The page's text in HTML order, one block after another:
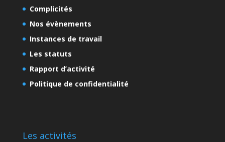
Complicités
Nos évènements
Instances de travail
Les statuts
Rapport d’activité
Politique de confidentialité
Les activités